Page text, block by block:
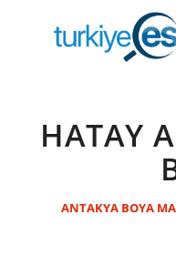
HATAY
ANTAKYA BOYA